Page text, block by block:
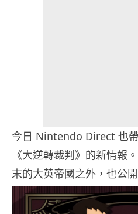
今日 Nintendo Direct 也
《大逆轉裁判》的新情報
末的大英帝國之外，也公